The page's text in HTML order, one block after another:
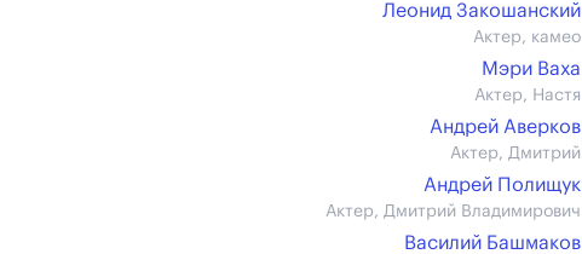
Леонид Закошанский
Актер, камео
Мэри Ваха
Актер, Настя
Андрей Аверков
Актер, Дмитрий
Андрей Полищук
Актер, Дмитрий Владимирович
Василий Башмаков